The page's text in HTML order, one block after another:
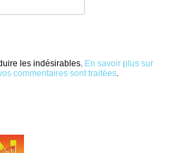
les indésirables. En savoir plus sur
commentaires sont traitées.